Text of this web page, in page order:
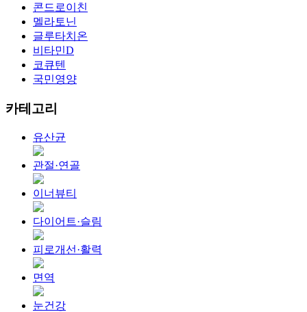
콘드로이친
멜라토닌
글루타치온
비타민D
코큐텐
국민영양
카테고리
유산균
관절·연골
이너뷰티
다이어트·슬림
피로개선·활력
면역
눈건강